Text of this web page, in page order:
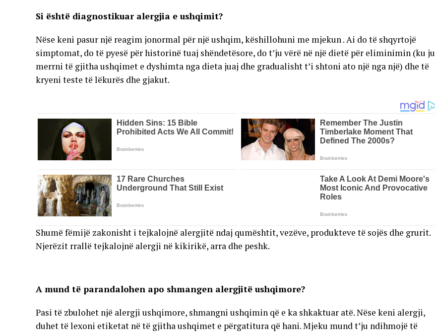
Si është diagnostikuar alergjia e ushqimit?
Nëse keni pasur një reagim jonormal për një ushqim, këshillohuni me mjekun . Ai do të shqyrtojë
simptomat, do të pyesë për historinë tuaj shëndetësore, do t’ju vërë në një dietë për eliminimin (ku ju
merrni të gjitha ushqimet e dyshimta nga dieta juaj dhe gradualisht t’i shtoni ato një nga një) dhe të
kryeni teste të lëkurës dhe gjakut.
Shumë fëmijë zakonisht i tejkalojnë alergjitë ndaj qumështit, vezëve, produkteve të sojës dhe grurit.
Njerëzit rrallë tejkalojnë alergji në kikirikë, arra dhe peshk.
A mund të parandalohen apo shmangen alergjitë ushqimore?
Pasi të zbulohet një alergji ushqimore, shmangni ushqimin që e ka shkaktuar atë. Nëse keni alergji,
duhet të lexoni etiketat në të gjitha ushqimet e përgatitura që hani. Mjeku mund t’ju ndihmojë të